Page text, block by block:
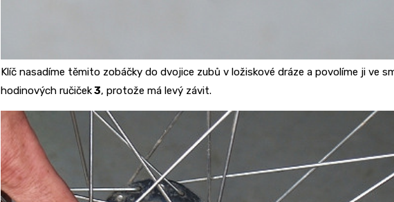
Klíč nasadíme těmito zobáčky do dvojice zubů v ložiskové dráze a povolíme ji ve
hodinových ručiček3, protože má levý závit.